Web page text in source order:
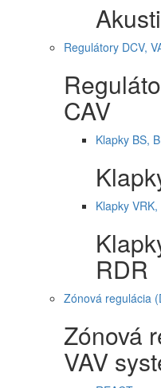
Regulátory DCV,
CAV
Klapky BS,
Klapky
RDR
Zónová regulácia
Zónová
VAV